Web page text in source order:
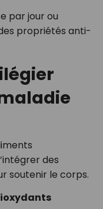
par jour ou
propriétés anti-
des
soutenir le corps.